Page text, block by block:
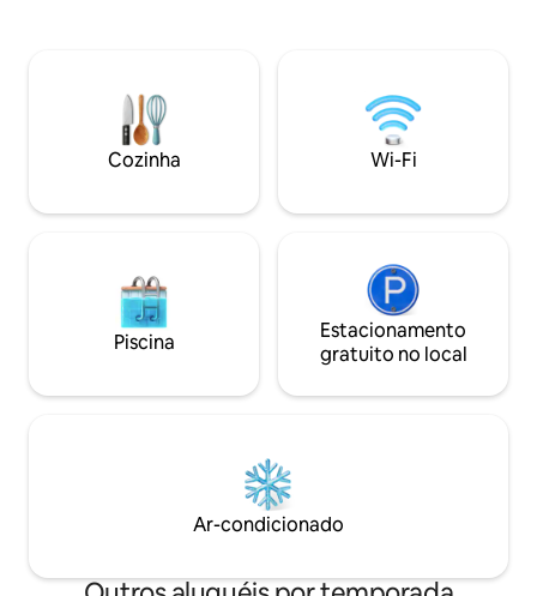
natureza e pelo canto dos pássaros, é
um lugar para desacelerar, reconectar-
se e relaxar de verdade. Localização
ideal a meio caminho entre
subindo a escada
casal. Perfeito
romântico ou
Cozinha Wi-Fi
Piscina
Estacionamento
gratuito no local
Ar-condicionado